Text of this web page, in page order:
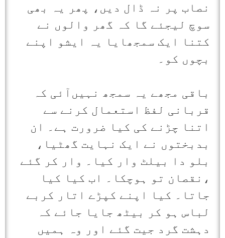
نصاب پر نہ ڈال دیں، پھر یہ بھی
سوچ لیجئے گا کہ گھر والوں نے
کتنا ایک سمجھایا یہ ایشو اپنے
بچوں کو۔
باقی مجھے یہ سمجھ نہیں‌آئی کہ
قربانی لفظ استعمال کرنے سے
اتنا چڑنے کی کیا ضرورت ہے۔ ان
بدبختوں نے ایک نہایت گھٹیا،
بلو دا بیلٹ وار کیا۔ وار کر گئے
،نقصان تو ہوچکا۔ اب کیا کیا
جاتا۔ کیا اپنے کپڑے اتار کربے
لباس ہو کر بیٹھ جایا جائے کہ
دہشت گرد جیت گئے اور وہ ہمیں